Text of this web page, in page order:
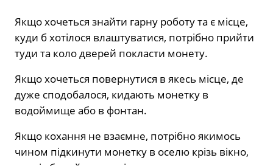
Якщо хочеться знайти гарну роботу та є місце,
куди б хотілося влаштуватися, потрібно прийти
туди та коло дверей покласти монету.
Якщо хочеться повернутися в якесь місце, де
дуже сподобалося, кидають монетку в
водоймище або в фонтан.
Якщо кохання не взаємне, потрібно якимось
чином підкинути монетку в оселю крізь вікно,